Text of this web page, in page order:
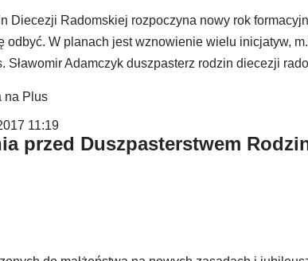
Diecezji Radomskiej rozpoczyna nowy rok
odbyć. W planach jest wznowienie wielu inicjatyw,
Sławomir Adamczyk duszpasterz rodzin diecezji
na Plus
11:19
przed Duszpasterstwem